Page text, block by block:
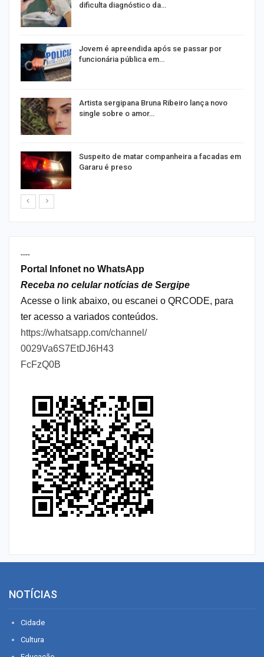
dificulta diagnóstico da…
Jovem é apreendida após se passar por
funcionária pública em…
Artista sergipana Bruna Ribeiro lança novo
single sobre o amor…
Suspeito de matar companheira a facadas em
Gararu é preso
----
Portal Infonet no WhatsApp
Receba no celular notícias de Sergipe
Acesse o link abaixo, ou escanei o QRCODE, para
ter acesso a variados conteúdos.
https://whatsapp.com/channel/
0029Va6S7EtDJ6H43
FcFzQ0B
NOTÍCIAS
Cidade
Cultura